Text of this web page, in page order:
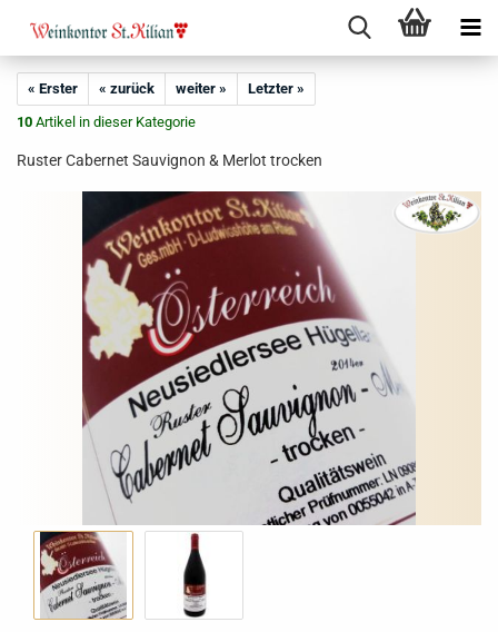
« Erster « zurück weiter »
Letzter »
10 Artikel in dieser Kategorie
Ruster Cabernet Sauvignon & Merlot trocken